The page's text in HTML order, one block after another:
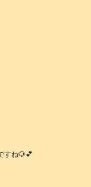
すね🐶💕